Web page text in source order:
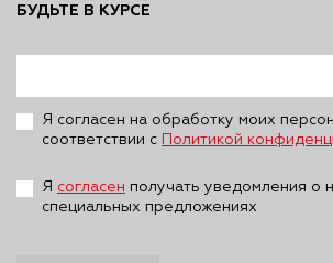
БУДЬТЕ В КУРСЕ
Я согласен на обработку моих
соответствии с
Политикой
Я согласен получать уведомления о
специальных предложениях